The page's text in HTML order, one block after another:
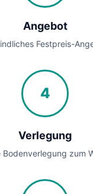
Angebot
Festpreis-
4
Verlegung
Bodenverlegung zum